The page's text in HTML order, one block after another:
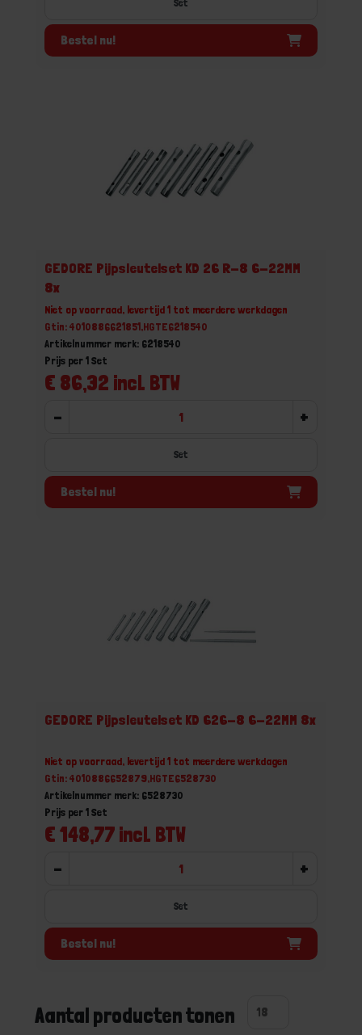
Set
Bestel nu!
GEDORE Pijpsleutelset KD 26 R-8 6-22MM
8x
Niet op voorraad, levertijd 1 tot meerdere werkdagen
Gtin: 4010886621851,HGTE6218540
Artikelnummer merk: 6218540
€ 86,32 incl. BTW
Prijs per 1 Set
- +
Set
Bestel nu!
GEDORE Pijpsleutelset KD 626-8 6-22MM 8x
Niet op voorraad, levertijd 1 tot meerdere werkdagen
Gtin: 4010886652879,HGTE6528730
Artikelnummer merk: 6528730
€ 148,77 incl. BTW
Prijs per 1 Set
- +
Set
Bestel nu!
Aantal producten tonen